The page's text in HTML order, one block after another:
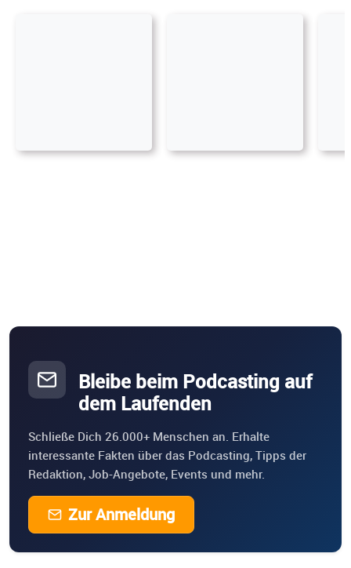
Bleibe beim Podcasting auf
dem Laufenden
Schließe Dich 26.000+ Menschen an. Erhalte
interessante Fakten über das Podcasting, Tipps der
Redaktion, Job-Angebote, Events und mehr.
Zur Anmeldung